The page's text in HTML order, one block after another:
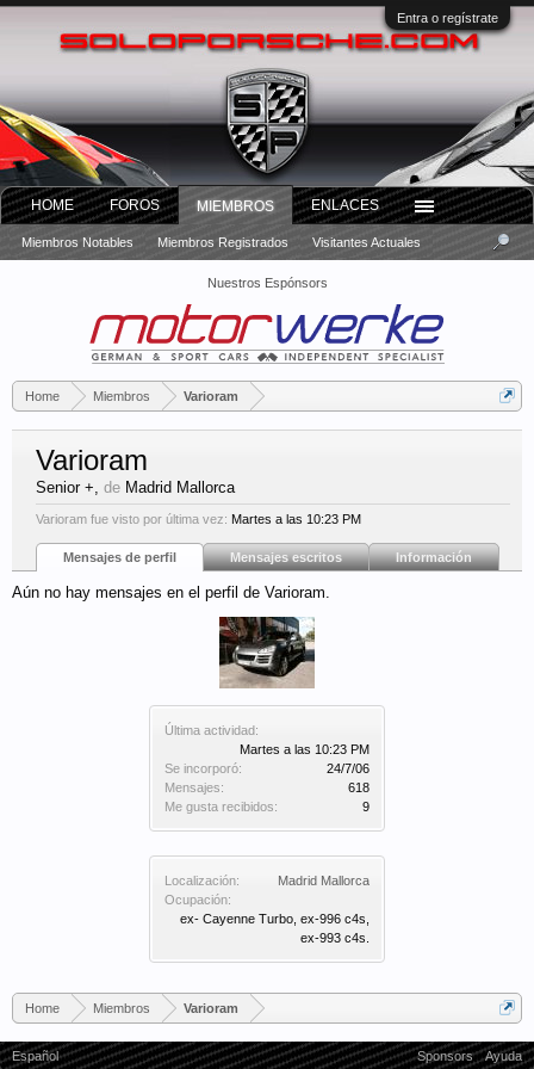
Entra o regístrate
Nuestros Espónsors
Home Miembros Varioram
Última actividad:
Martes a las 10:23 PM
Se incorporó:
24/7/06
Mensajes:
618
Me gusta recibidos:
9
Localización:
Madrid Mallorca
Ocupación:
ex- Cayenne Turbo, ex-996 c4s,
ex-993 c4s.
Varioram
Senior +, de Madrid Mallorca
Varioram fue visto por última vez: Martes a las 10:23 PM
Mensajes de perfil Mensajes escritos Información
Aún no hay mensajes en el perfil de Varioram.
Home Miembros Varioram
HOME FOROS MIEMBROS
Miembros Notables Miembros Registrados Visitantes Actuales
ENLACES
Español Sponsors Ayuda